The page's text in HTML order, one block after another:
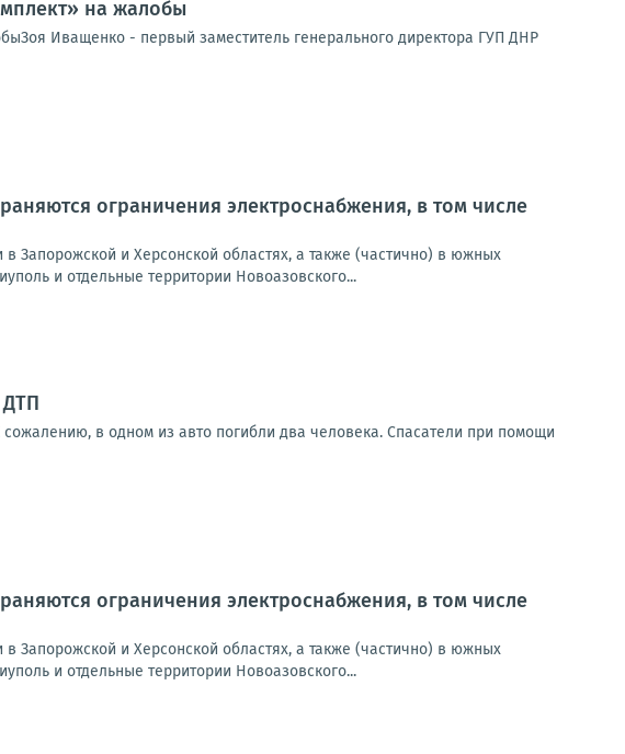
на жалобы
Иващенко - первый заместитель генерального директора ГУП ДНР
ограничения электроснабжения, в том числе
Запорожской и Херсонской областях, а также (частично) в южных
и отдельные территории Новоазовского...
в одном из авто погибли два человека. Спасатели при помощи
ограничения электроснабжения, в том числе
Запорожской и Херсонской областях, а также (частично) в южных
и отдельные территории Новоазовского...